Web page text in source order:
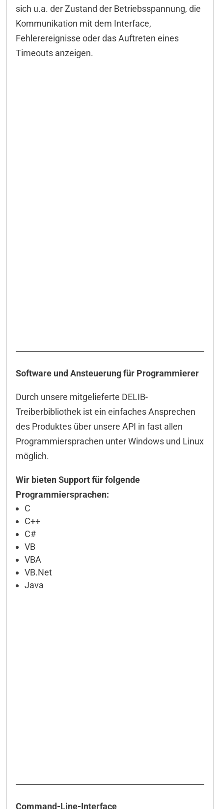
sich u.a. der Zustand der Betriebsspannung, die
Kommunikation mit dem Interface,
Fehlerereignisse oder das Auftreten eines
Timeouts anzeigen.
Software und Ansteuerung für Programmierer
Durch unsere mitgelieferte DELIB-
Treiberbibliothek ist ein einfaches Ansprechen
des Produktes über unsere API in fast allen
Programmiersprachen unter Windows und Linux
möglich.
Wir bieten Support für folgende
Programmiersprachen:
C
C++
C#
VB
VBA
VB.Net
Java
Command-Line-Interface